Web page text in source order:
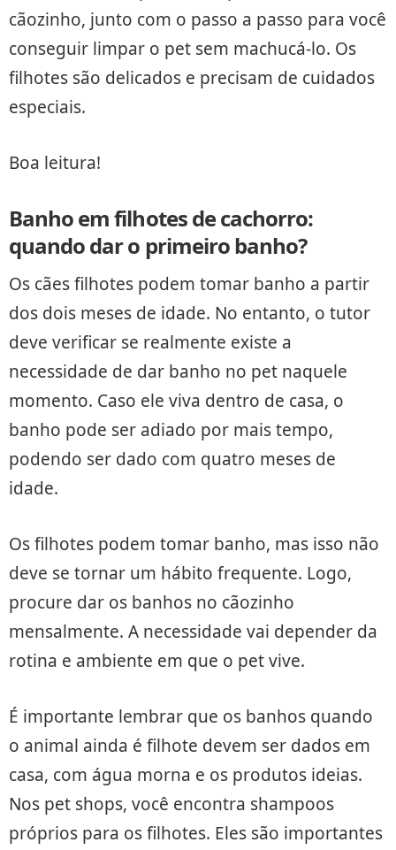
cãozinho, junto com o passo a passo para você
conseguir limpar o pet sem machucá-lo. Os
filhotes são delicados e precisam de cuidados
especiais.
Boa leitura!
Banho em filhotes de cachorro:
quando dar o primeiro banho?
Os cães filhotes podem tomar banho a partir
dos dois meses de idade. No entanto, o tutor
deve verificar se realmente existe a
necessidade de dar banho no pet naquele
momento. Caso ele viva dentro de casa, o
banho pode ser adiado por mais tempo,
podendo ser dado com quatro meses de
idade.
Os filhotes podem tomar banho, mas isso não
deve se tornar um hábito frequente. Logo,
procure dar os banhos no cãozinho
mensalmente. A necessidade vai depender da
rotina e ambiente em que o pet vive.
É importante lembrar que os banhos quando
o animal ainda é filhote devem ser dados em
casa, com água morna e os produtos ideias.
Nos pet shops, você encontra shampoos
próprios para os filhotes. Eles são importantes